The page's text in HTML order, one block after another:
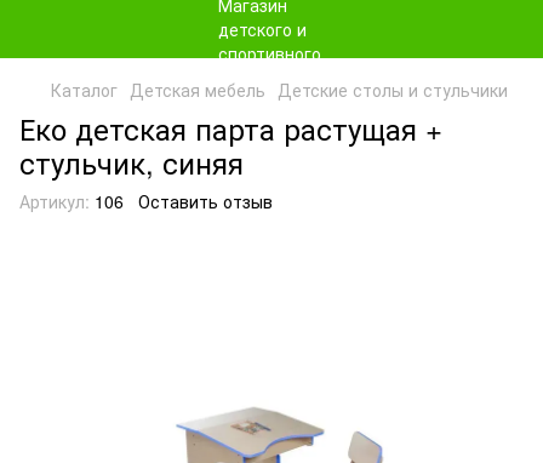
Каталог Детская мебель Детские столы и стульчики
Еко детская парта растущая +
стульчик, синяя
Артикул: 106 Оставить отзыв